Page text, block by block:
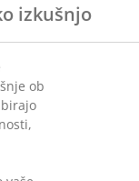
izkušnjo
ob